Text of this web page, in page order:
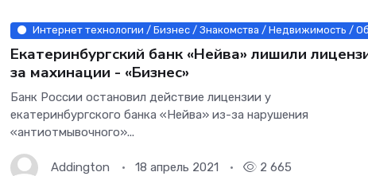
Интернет технологии / Бизнес / Знакомства / Недвижимость /
Екатеринбургский банк «Нейва» лишили
за махинации - «Бизнес»
Банк России остановил действие лицензии у
екатеринбургского банка «Нейва» из-за нарушения
«антиотмывочного»...
Addington 18 апрель 2021 2 665